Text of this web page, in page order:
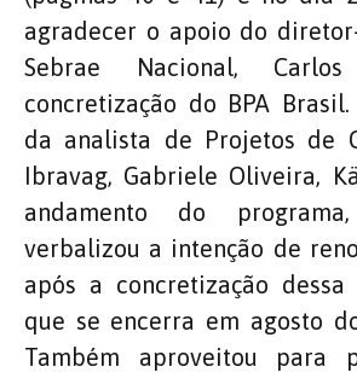
agradecer o apoio do
Sebrae Nacional,
concretização do BPA Brasil.
da analista de Projetos de
Ibravag, Gabriele Oliveira,
andamento do
verbalizou a intenção de
após a concretização
que se encerra em agosto
Também aproveitou para